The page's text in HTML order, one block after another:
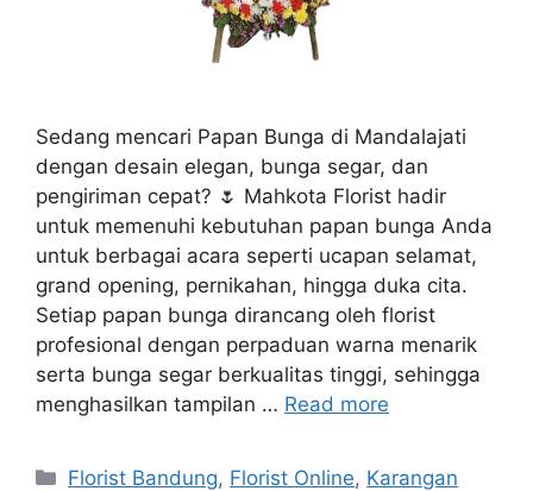
Sedang mencari Papan Bunga di Mandalajati
dengan desain elegan, bunga segar, dan
pengiriman cepat? 🌷 Mahkota Florist hadir
untuk memenuhi kebutuhan papan bunga Anda
untuk berbagai acara seperti ucapan selamat,
grand opening, pernikahan, hingga duka cita.
Setiap papan bunga dirancang oleh florist
profesional dengan perpaduan warna menarik
serta bunga segar berkualitas tinggi, sehingga
menghasilkan tampilan … Read more
Florist Bandung, Florist Online, Karangan